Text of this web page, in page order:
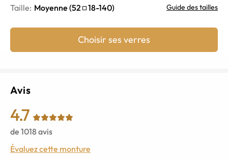
Taille: Moyenne (52 18-140) Guide des tailles
Choisir ses verres
Avis
4.7
de 1018 avis
Évaluez cette monture